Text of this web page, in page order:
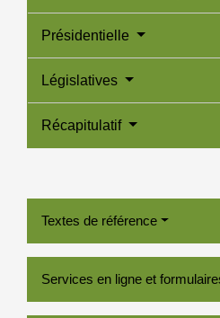
Présidentielle
Législatives
Récapitulatif
Textes de référence
Services en ligne et